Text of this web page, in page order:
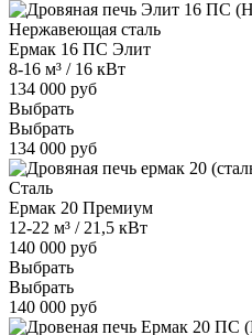
Нержавеющая сталь
Ермак 16 ПС Элит
8-16 м³ / 16 кВт
134 000 руб
Выбрать
Выбрать
134 000 руб
Сталь
Ермак 20 Премиум
12-22 м³ / 21,5 кВт
140 000 руб
Выбрать
Выбрать
140 000 руб